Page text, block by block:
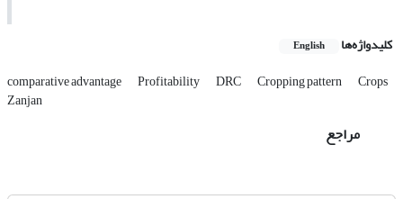
کلیدواژه‌ها English
comparative advantage Profitability DRC Cropping pattern Crops
Zanjan
مراجع